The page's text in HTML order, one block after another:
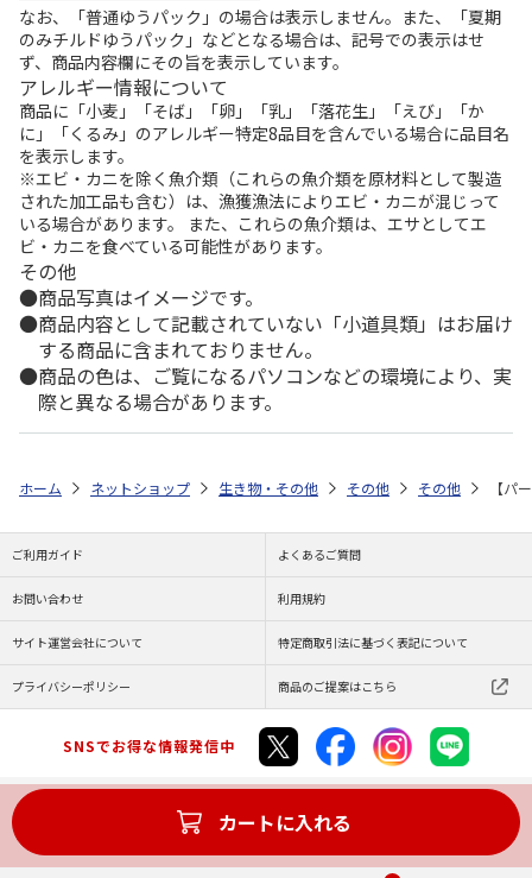
なお、「普通ゆうパック」の場合は表示しません。また、「夏期
のみチルドゆうパック」などとなる場合は、記号での表示はせ
ず、商品内容欄にその旨を表示しています。
アレルギー情報について
商品に「小麦」「そば」「卵」「乳」「落花生」「えび」「か
に」「くるみ」のアレルギー特定8品目を含んでいる場合に品目名
を表示します。
※エビ・カニを除く魚介類（これらの魚介類を原材料として製造
された加工品も含む）は、漁獲漁法によりエビ・カニが混じって
いる場合があります。 また、これらの魚介類は、エサとしてエ
ビ・カニを食べている可能性があります。
その他
商品写真はイメージです。
商品内容として記載されていない「小道具類」はお届け
する商品に含まれておりません。
商品の色は、ご覧になるパソコンなどの環境により、実
際と異なる場合があります。
カートに入れる
ホーム ネットショップ 生き物・その他 その他 その他 【パ
ご利用ガイド よくあるご質問
お問い合わせ 利用規約
サイト運営会社について 特定商取引法に基づく表記について
プライバシーポリシー 商品のご提案はこちら
SNSでお得な情報発信中